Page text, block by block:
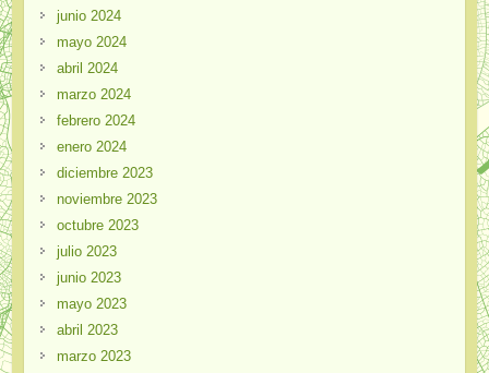
junio 2024
mayo 2024
abril 2024
marzo 2024
febrero 2024
enero 2024
diciembre 2023
noviembre 2023
octubre 2023
julio 2023
junio 2023
mayo 2023
abril 2023
marzo 2023